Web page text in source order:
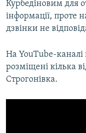
Курбедіновим для
інформації, проте
дзвінки не
На YouTube-каналі
розміщені кілька
Строгонівка.